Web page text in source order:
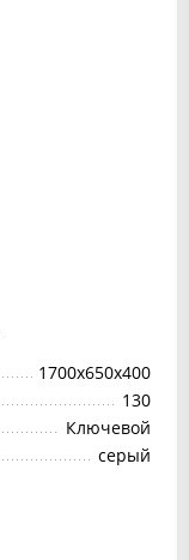
1700х650х400
130
Ключевой
серый